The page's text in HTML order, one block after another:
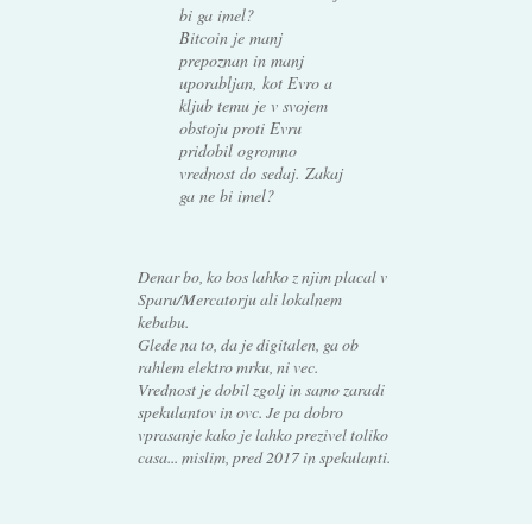
bi ga imel?
Bitcoin je manj
prepoznan in manj
uporabljan, kot Evro a
kljub temu je v svojem
obstoju proti Evru
pridobil ogromno
vrednost do sedaj. Zakaj
ga ne bi imel?
Denar bo, ko bos lahko z njim placal v
Sparu/Mercatorju ali lokalnem
kebabu.
Glede na to, da je digitalen, ga ob
rahlem elektro mrku, ni vec.
Vrednost je dobil zgolj in samo zaradi
spekulantov in ovc. Je pa dobro
vprasanje kako je lahko prezivel toliko
casa... mislim, pred 2017 in spekulanti.